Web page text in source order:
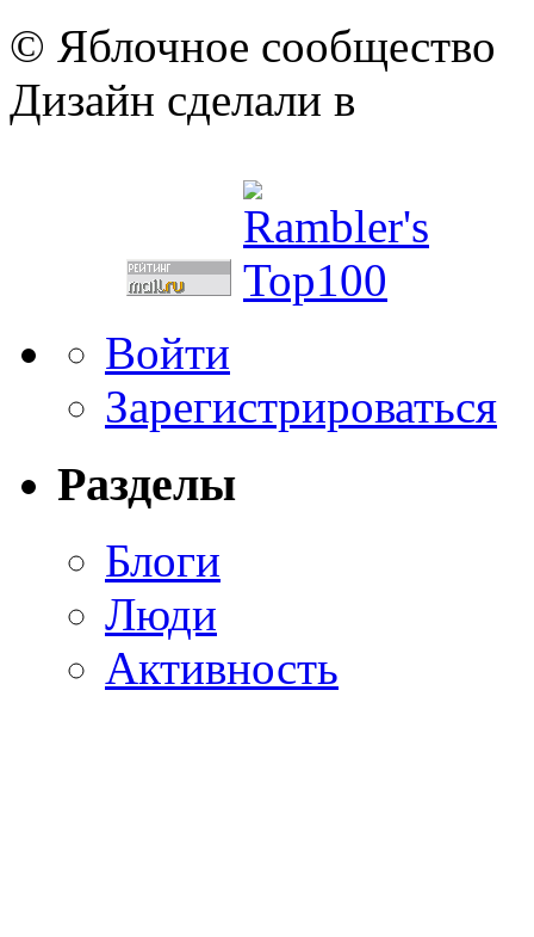
© Яблочное сообщество
Дизайн сделали в
Войти
Зарегистрироваться
Разделы
Блоги
Люди
Активность